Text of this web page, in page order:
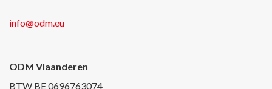
info@odm.eu
ODM Vlaanderen
BTW BE 0696763074